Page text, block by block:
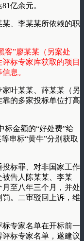
亿余元。
、李某某所依赖的职
客”廖某某（另案处
标专家库获取的项目
息。
叶某某、薛某某（另
的多家投标单位打高
标金额的“好处费”给
串标“黄牛”分别获取
投标罪、对非国家工作
被告人陈某某、李某
至八年三个月，并处
。二审驳回上诉，维
专家名单在开标前一
标专家名单，遂建议